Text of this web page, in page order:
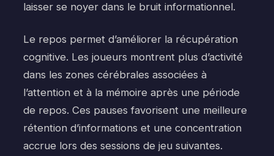
laisser se noyer dans le bruit informationnel.
Le repos permet d’améliorer la récupération
cognitive. Les joueurs montrent plus d’activité
dans les zones cérébrales associées à
l’attention et à la mémoire après une période
de repos. Ces pauses favorisent une meilleure
rétention d’informations et une concentration
accrue lors des sessions de jeu suivantes.